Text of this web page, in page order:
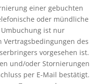
einer gebuchten
oder mündliche
ist nur
des
vorgesehen ist.
und/oder Stornierungen
per E-Mail bestätigt.